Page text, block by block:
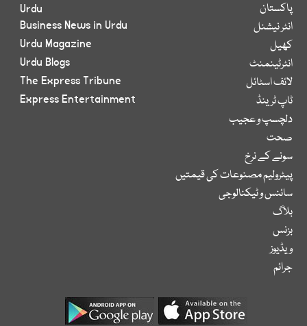
پاکستان
انٹر نیشنل
کھیل
انٹرٹینمنٹ
لائف اسٹائل
ٹاپ ٹرینڈ
دلچسپ و عجیب
صحت
سونے کے نرخ
پیٹرولیم مصنوعات کی قیمتیں
سائنس و ٹیکنالوجی
بلاگ
بزنس
ویڈیوز
جرائم
Urdu
Business News in Urdu
Urdu Magazine
Urdu Blogs
The Express Tribune
Express Entertainment